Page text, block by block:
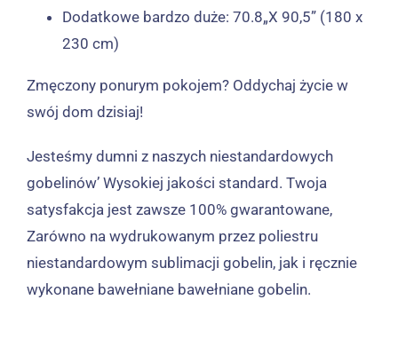
Dodatkowe bardzo duże: 70.8„X 90,5” (180 x
230 cm)
Zmęczony ponurym pokojem? Oddychaj życie w
swój dom dzisiaj!
Jesteśmy dumni z naszych niestandardowych
gobelinów’ Wysokiej jakości standard. Twoja
satysfakcja jest zawsze 100% gwarantowane,
Zarówno na wydrukowanym przez poliestru
niestandardowym sublimacji gobelin, jak i ręcznie
wykonane bawełniane bawełniane gobelin.